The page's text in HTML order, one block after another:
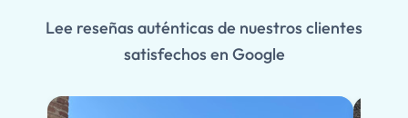
Lee reseñas auténticas de nuestros clientes
satisfechos en Google